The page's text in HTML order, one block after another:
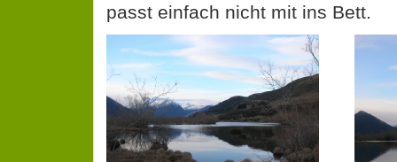
passt einfach nicht mit ins Bett.